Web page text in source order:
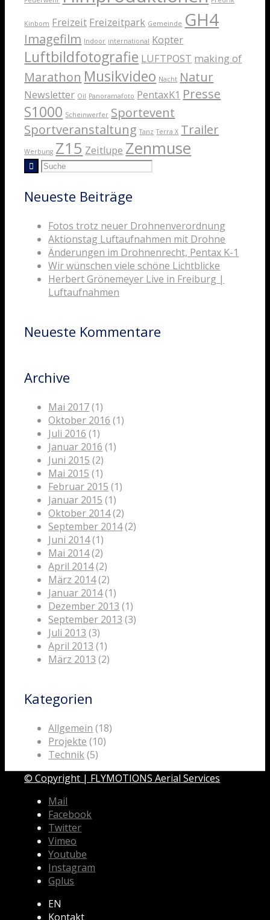
Kinbom Freizeit Freizeitpark Gemeinde GH4
Imagefilm Indoor international Kopter
Luftbildfotografie LUFTPOST making of
Marathon Musikvideo Nacht Natur
Newsletter Oil Panoramafoto PentaxK1 Presse
S1000 Scheinwerfer Sportevent
Sportveranstaltung Tanz Terra X Trailer
Werbung Z15 Zeitlupe Zenmuse
Neueste Beiträge
Fotos trotz neuer Drohnenverordnung
Aktionstag Luftaufnahmen mit Drohne
Änderungen im Drohnenrecht, Pentax K-1
Wir wünschen viele schöne Lichtblicke
Herbert Grönemeyer Live in Freiburg |
Luftaufnahmen
Neueste Kommentare
Archive
Mai 2017(1)
Oktober 2016 (1)
Juli 2016 (1)
Januar 2016 (1)
Juni 2015 (2)
Mai 2015 (1)
Februar 2015 (1)
Januar 2015 (1)
Oktober 2014(2)
September 2014(2)
Juni 2014(1)
Mai 2014(2)
April 2014(2)
März 2014(2)
Januar 2014(1)
Dezember 2013 (1)
September 2013 (3)
Juli 2013 (3)
April 2013 (1)
März 2013 (2)
Kategorien
Allgemein (18)
Projekte (10)
Technik(5)
© Copyright | FLYMOTIONS Aerial Services
Mail
Facebook
Twitter
Vimeo
Youtube
Instagram
Gplus
EN
Kontakt